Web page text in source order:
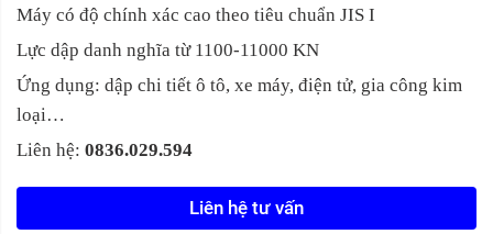
Máy có độ chính xác cao theo tiêu chuẩn JIS I
Lực dập danh nghĩa từ 1100-11000 KN
Ứng dụng: dập chi tiết ô tô, xe máy, điện tử, gia công kim
loại…
Liên hệ: 0836.029.594
Liên hệ tư vấn